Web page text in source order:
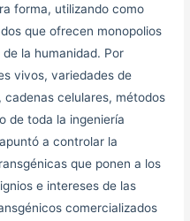
forma, utilizando como
que ofrecen monopolios
la humanidad. Por
vivos, variedades de
celulares, métodos
de toda la ingeniería
a controlar la
que ponen a los
e intereses de las
comercializados